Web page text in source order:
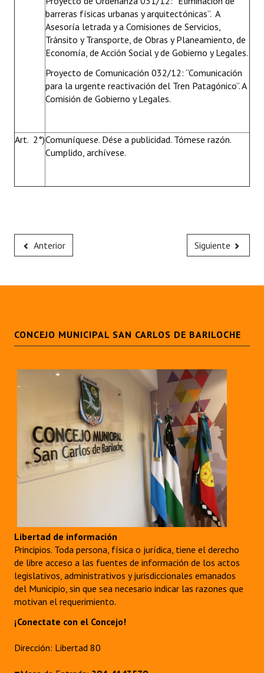
barreras físicas urbanas y arquitectónicas”. A
Asesoría letrada y a Comisiones de Servicios,
Tránsito y Transporte, de Obras y Planeamiento, de
Economía, de Acción Social y de Gobierno y Legales.
Proyecto de Comunicación 032/12: “Comunicación
para la urgente reactivación del Tren Patagónico”. A
Comisión de Gobierno y Legales.
Art. 2°)Comuníquese. Dése a publicidad. Tómese razón.
Cumplido, archívese.
Anterior Siguiente
CONCEJO MUNICIPAL SAN CARLOS DE BARILOCHE
Libertad de información
Principios. Toda persona, física o jurídica, tiene el derecho
de libre acceso a las fuentes de información de los actos
legislativos, administrativos y jurisdiccionales emanados
del Municipio, sin que sea necesario indicar las razones que
motivan el requerimiento.
¡Conectate con el Concejo!
Dirección: Libertad 80